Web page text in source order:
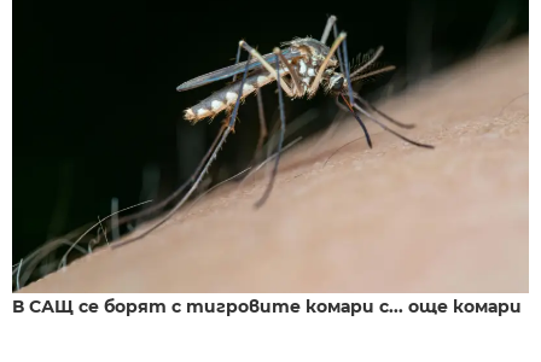
В САЩ се борят с тигровите комари с... още комари